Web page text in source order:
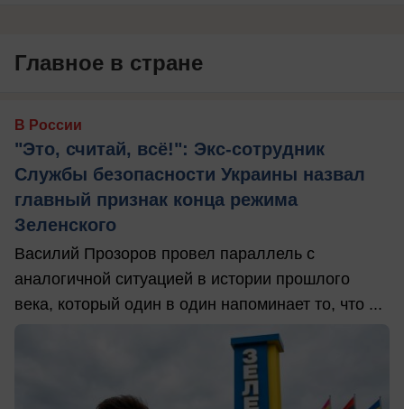
Главное в стране
В России
"Это, считай, всё!": Экс-сотрудник
Службы безопасности Украины назвал
главный признак конца режима
Зеленского
Василий Прозоров провел параллель с
аналогичной ситуацией в истории прошлого
века, который один в один напоминает то, что ...